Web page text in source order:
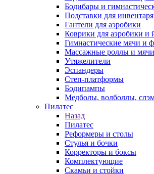
Бодибары и
Подставки для инвентаря
Гантели для аэробики
Коврики для аэробики и
Гимнастические мячи и
Массажные роллы и мячи
Утяжелители
Эспандеры
Степ-платформы
Бодипампы
Медболы, волболлы,
Пилатес
Назад
Пилатес
Реформеры и столы
Стулья и бочки
Корректоры и боксы
Комплектующие
Скамьи и стойки